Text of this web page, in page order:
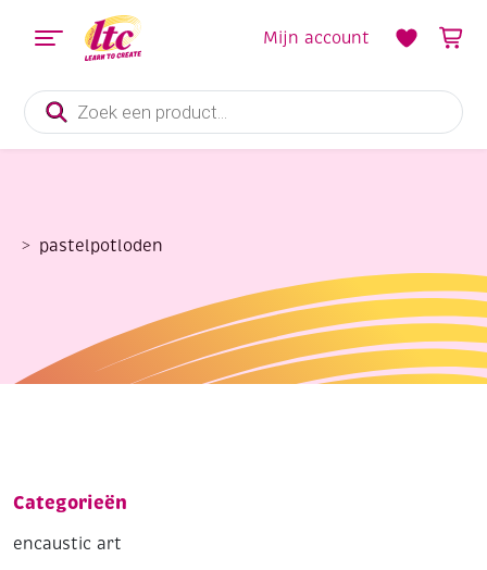
Producten
zoeken
Mijn account
pastelpotloden
Categorieën
encaustic art